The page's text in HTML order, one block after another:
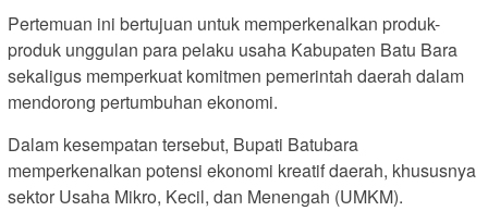
Pertemuan ini bertujuan untuk memperkenalkan produk-
produk unggulan para pelaku usaha Kabupaten Batu Bara
sekaligus memperkuat komitmen pemerintah daerah dalam
mendorong pertumbuhan ekonomi.
Dalam kesempatan tersebut, Bupati Batubara
memperkenalkan potensi ekonomi kreatif daerah, khususnya
sektor Usaha Mikro, Kecil, dan Menengah (UMKM).